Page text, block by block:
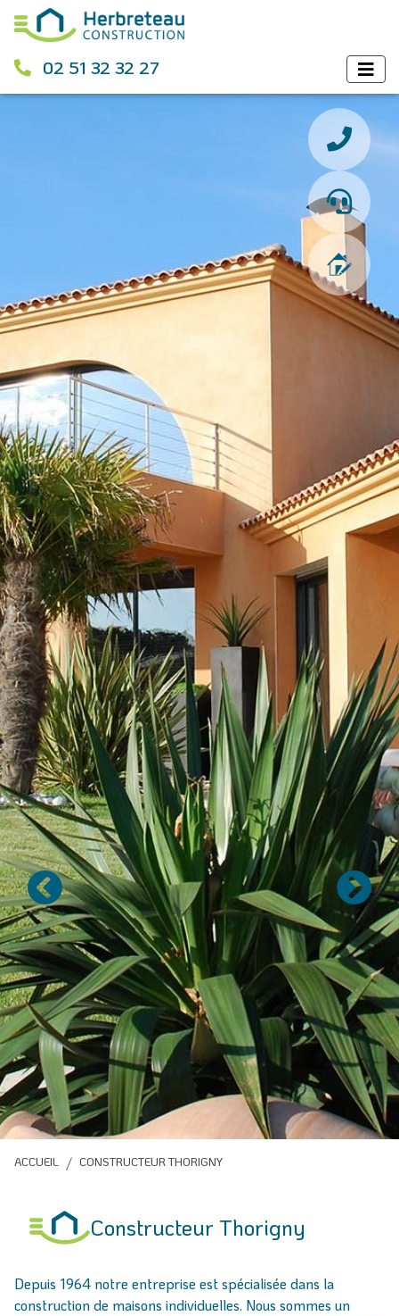
02 51 32 32 27
Précédent Suivant
ACCUEIL CONSTRUCTEUR THORIGNY
Constructeur Thorigny
Depuis 1964 notre entreprise est spécialisée dans la
construction de maisons individuelles. Nous sommes un